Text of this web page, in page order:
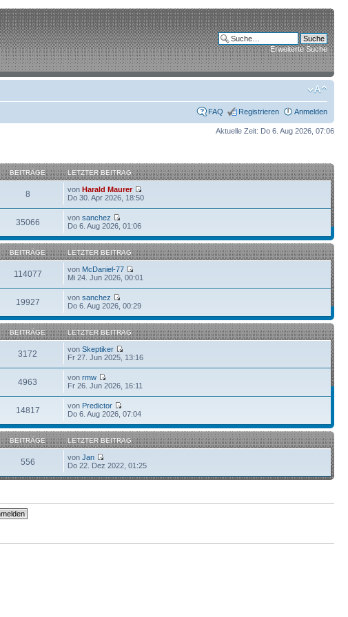
Erweiterte Suche
FAQ Registrieren Anmelden
Aktuelle Zeit: Do 6. Aug 2026, 07:06
BEITRÄGE LETZTER BEITRAG
8 vonHarald Maurer
Do 30. Apr 2026, 18:50
35066 vonsanchez
Do 6. Aug 2026, 01:06
BEITRÄGE LETZTER BEITRAG
114077 von McDaniel-77
Mi 24. Jun 2026, 00:01
19927 vonsanchez
Do 6. Aug 2026, 00:29
BEITRÄGE LETZTER BEITRAG
3172 vonSkeptiker
Fr 27. Jun 2025, 13:16
4963 vonrmw
Fr 26. Jun 2026, 16:11
14817 von Predictor
Do 6. Aug 2026, 07:04
BEITRÄGE LETZTER BEITRAG
556 vonJan
Do 22. Dez 2022, 01:25